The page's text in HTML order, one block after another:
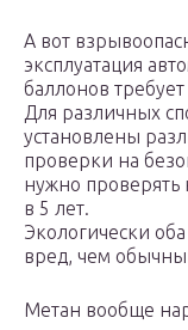
А вот
эксплуатация
баллонов
Для различных
установлены
проверки на
нужно
в 5 лет.
Экологически
вред, чем
Метан вообще